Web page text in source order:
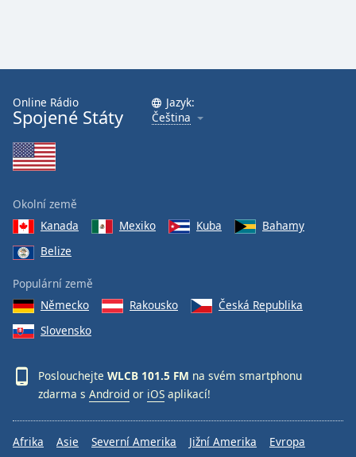
Font
Family
Done
Close
Dialog
dialog
window.
Online Rádio
Spojené Státy
Jazyk:
Čeština
Okolní země
Kanada
Mexiko Kuba
Bahamy
Belize
Populární země
Německo
Rakousko
Česká Republika
Slovensko
Poslouchejte WLCB 101.5 FM na svém smartphonu
zdarma s Android or iOS aplikací!
Afrika Asie Severní Amerika Jižní Amerika
Evropa